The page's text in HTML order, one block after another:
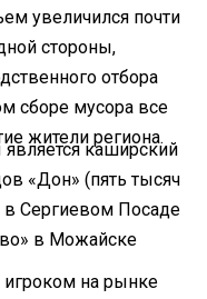
увеличился почти
стороны,
отбора
сборе мусора все
жители региона.
каширский
«Дон» (пять тысяч
в Сергиевом Посаде
в Можайске
игроком на рынке